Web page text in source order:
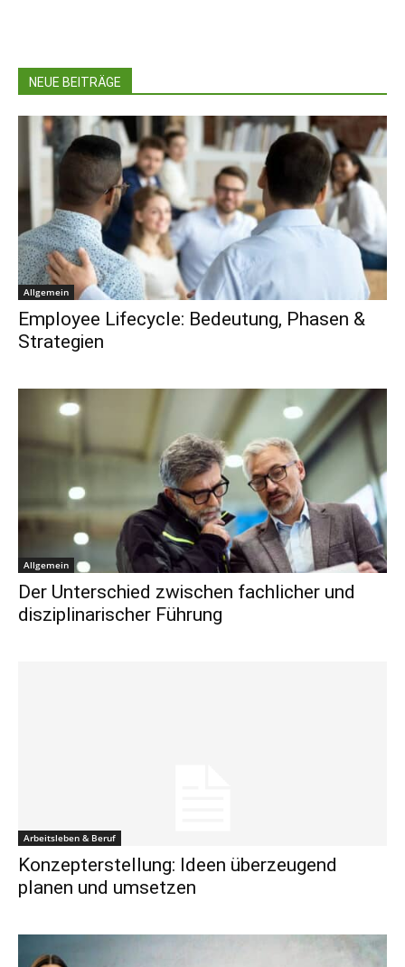
NEUE BEITRÄGE
Allgemein
Employee Lifecycle: Bedeutung, Phasen &
Strategien
Allgemein
Der Unterschied zwischen fachlicher und
disziplinarischer Führung
Arbeitsleben & Beruf
Konzepterstellung: Ideen überzeugend
planen und umsetzen